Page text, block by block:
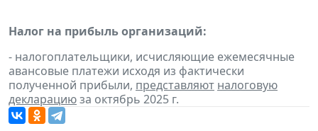
Налог на прибыль организаций:
- налогоплательщики, исчисляющие ежемесячные
авансовые платежи исходя из фактически
полученной прибыли, представляют налоговую
декларациюза октябрь 2025 г.